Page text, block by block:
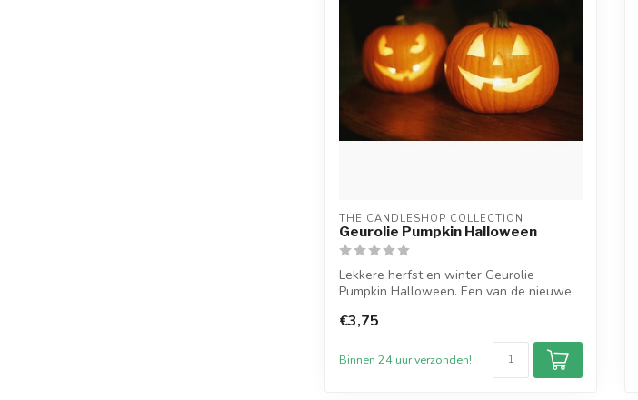
THE CANDLESHOP COLLECTION
Geurolie Pumpkin Halloween
Lekkere herfst en winter Geurolie
Pumpkin Halloween. Een van de nieuwe
€3,75
Binnen 24 uur verzonden!